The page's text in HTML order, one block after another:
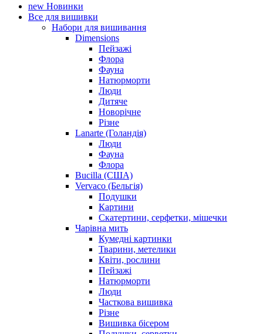
new Новинки
Все для вишивки
Набори для вишивання
Dimensions
Пейзажі
Флора
Фауна
Натюрморти
Люди
Дитяче
Новорічне
Різне
Lanarte (Голандія)
Люди
Фауна
Флора
Bucilla (США)
Vervaco (Бельгія)
Подушки
Картини
Скатертини, серфетки, мішечки
Чарiвна мить
Кумедні картинки
Тварини, метелики
Квіти, рослини
Пейзажі
Натюрморти
Люди
Часткова вишивка
Різне
Вишивка бісером